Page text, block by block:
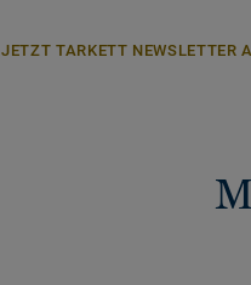
JETZT TARKETT NEWSLETTER